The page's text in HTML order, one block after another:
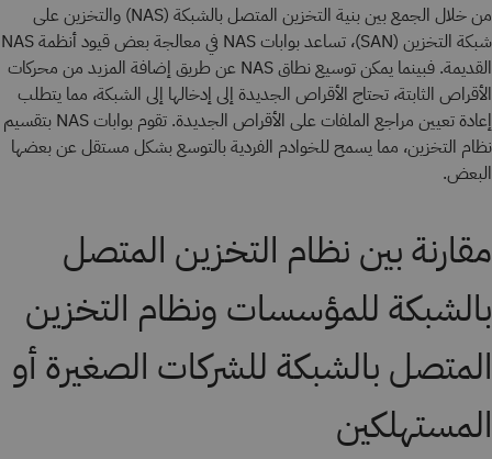
من خلال الجمع بين بنية التخزين المتصل بالشبكة (NAS) والتخزين على
شبكة التخزين (SAN)، تساعد بوابات NAS في معالجة بعض قيود أنظمة NAS
القديمة. فبينما يمكن توسيع نطاق NAS عن طريق إضافة المزيد من محركات
الأقراص الثابتة، تحتاج الأقراص الجديدة إلى إدخالها إلى الشبكة، مما يتطلب
إعادة تعيين مراجع الملفات على الأقراص الجديدة. تقوم بوابات NAS بتقسيم
نظام التخزين، مما يسمح للخوادم الفردية بالتوسع بشكل مستقل عن بعضها
البعض.
مقارنة بين نظام التخزين المتصل
بالشبكة للمؤسسات ونظام التخزين
المتصل بالشبكة للشركات الصغيرة أو
المستهلكين